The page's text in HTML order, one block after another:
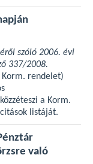
szóló 2006. évi
337/2008.
rendelet)
a Korm.
listáját.
való